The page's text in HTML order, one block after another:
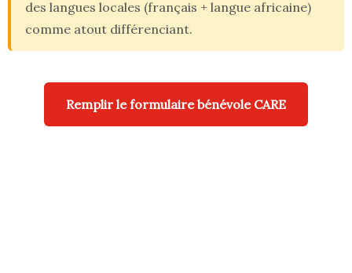
des langues locales (français + langue africaine)
comme atout différenciant.
Remplir le formulaire bénévole CARE